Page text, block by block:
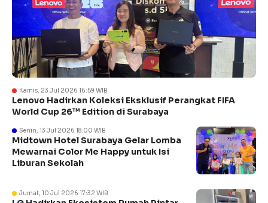
Kamis, 23 Jul 2026 16:59 WIB
Lenovo Hadirkan Koleksi Eksklusif Perangkat FIFA
World Cup 26™ Edition di Surabaya
Senin, 13 Jul 2026 18:00 WIB
Midtown Hotel Surabaya Gelar Lomba
Mewarnai Color Me Happy untuk Isi
Liburan Sekolah
Jumat, 10 Jul 2026 17:32 WIB